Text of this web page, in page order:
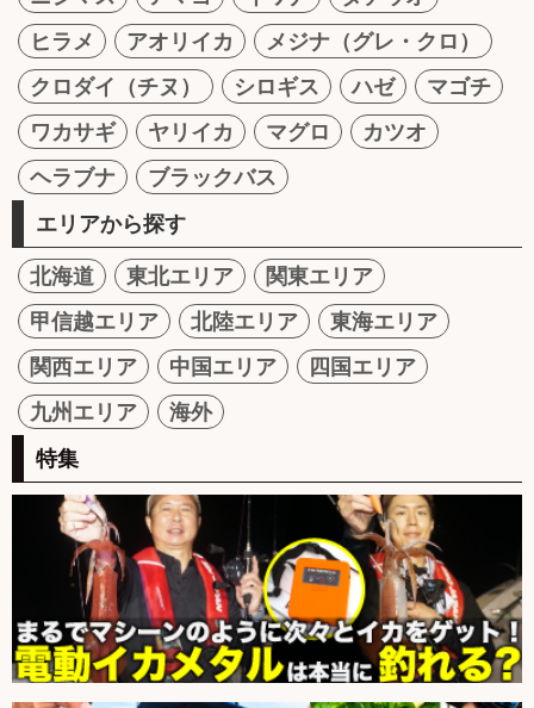
ヒラメ
アオリイカ
メジナ（グレ・クロ）
クロダイ（チヌ）
シロギス ハゼ
マゴチ
ワカサギ
ヤリイカ マグロ
カツオ
ヘラブナ
ブラックバス
エリアから探す
北海道 東北エリア
関東エリア
甲信越エリア
北陸エリア
東海エリア
関西エリア
中国エリア
四国エリア
九州エリア
海外
特集